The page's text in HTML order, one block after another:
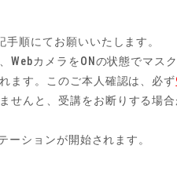
順にてお願いいたします。
カメラをONの状態でマス
ます。このご本人確認は、必ず
んと、受講をお断りする場合
ションが開始されます。